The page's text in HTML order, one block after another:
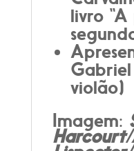
livro
violão)
Imagem: